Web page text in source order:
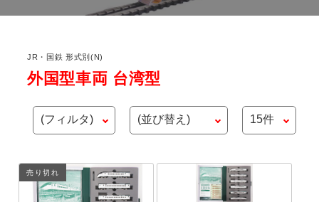
JR・国鉄 形式別(N)
外国型車両 台湾型
売り切れ